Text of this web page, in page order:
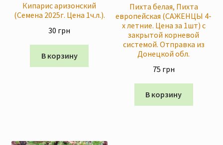
Кипарис аризонский
(Семена 2025г. Цена 1ч.л.).
30 грн
В корзину
Пихта белая, Пихта
европейская (САЖЕНЦЫ 4-
х летние. Цена за 1шт) с
закрытой корневой
системой. Отправка из
Донецкой обл.
75 грн
В корзину